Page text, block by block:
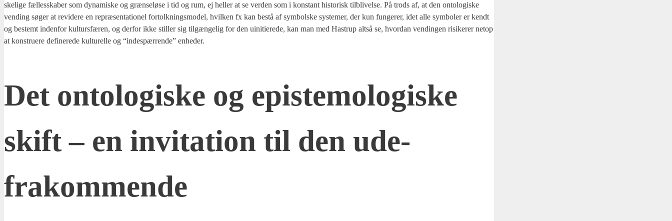
ske­li­ge fæl­les­ska­ber som dyna­mi­ske og græn­se­lø­se i tid og rum, ej hel­ler at se ver­den som i kon­stant histo­risk til­bli­vel­se. På trods af, at den onto­lo­gi­ske
ven­ding søger at revi­de­re en repræ­sen­ta­tio­nel for­tolk­nings­mo­del, hvil­ken fx kan bestå af sym­bol­ske syste­mer, der kun fun­ge­rer, idet alle sym­bo­ler er kendt
og bestemt inden­for kul­turs­fæ­ren, og der­for ikke stil­ler sig til­gæn­ge­lig for den uini­ti­e­re­de, kan man med Hastrup alt­så se, hvor­dan ven­din­gen risi­ke­rer net­op
at kon­stru­e­re defi­ne­re­de kul­tu­rel­le og “indespær­ren­de” enhe­der.
Det onto­lo­gi­ske og epi­ste­mo­lo­gi­ske
skift – en invi­ta­tion til den ude­
frakom­men­de